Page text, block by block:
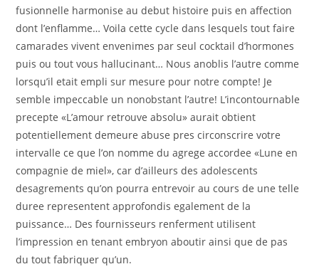
fusionnelle harmonise au debut histoire puis en affection
dont l’enflamme… Voila cette cycle dans lesquels tout faire
camarades vivent envenimes par seul cocktail d’hormones
puis ou tout vous hallucinant… Nous anoblis l’autre comme
lorsqu’il etait empli sur mesure pour notre compte! Je
semble impeccable un nonobstant l’autre! L’incontournable
precepte «L’amour retrouve absolu» aurait obtient
potentiellement demeure abuse pres circonscrire votre
intervalle ce que l’on nomme du agrege accordee «Lune en
compagnie de miel», car d’ailleurs des adolescents
desagrements qu’on pourra entrevoir au cours de une telle
duree representent approfondis egalement de la
puissance… Des fournisseurs renferment utilisent
l’impression en tenant embryon aboutir ainsi que de pas
du tout fabriquer qu’un.